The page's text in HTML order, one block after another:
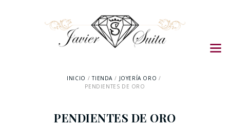
INICIO TIENDA
JOYERÍA ORO
PENDIENTES DE ORO
PENDIENTES DE ORO